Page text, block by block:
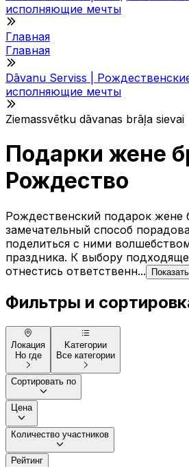
исполняющие мечты
Главная
Главная
Dāvanu Serviss |
исполняющие мечты
Ziemassvētku dāvanas brāļa sievai
Подарки жене
Рождество
Рождественский подарок жене
замечательный способ
поделиться с ними
праздника. К выбору
отнестись ответственн...
Фильтры и
Локация
Но где
Kатегории
Все категории
Сортировать по
Цена
Количество участников
Рейтинг